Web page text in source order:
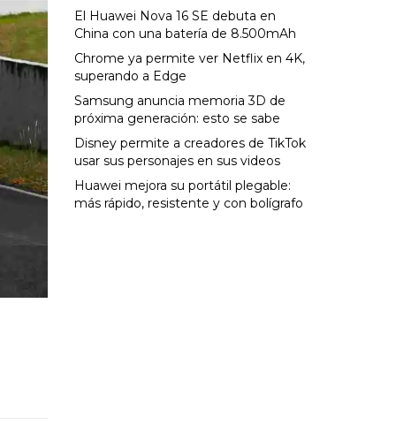
El Huawei Nova 16 SE debuta en
China con una batería de 8.500mAh
Chrome ya permite ver Netflix en 4K,
superando a Edge
Samsung anuncia memoria 3D de
próxima generación: esto se sabe
Disney permite a creadores de TikTok
usar sus personajes en sus videos
Huawei mejora su portátil plegable:
más rápido, resistente y con bolígrafo